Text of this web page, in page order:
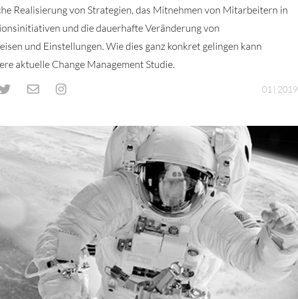
Realisierung von Strategien, das Mitnehmen von Mitarbeitern in
und die dauerhafte Veränderung von
und Einstellungen. Wie dies ganz konkret gelingen kann
aktuelle Change Management Studie.
01 | 2019